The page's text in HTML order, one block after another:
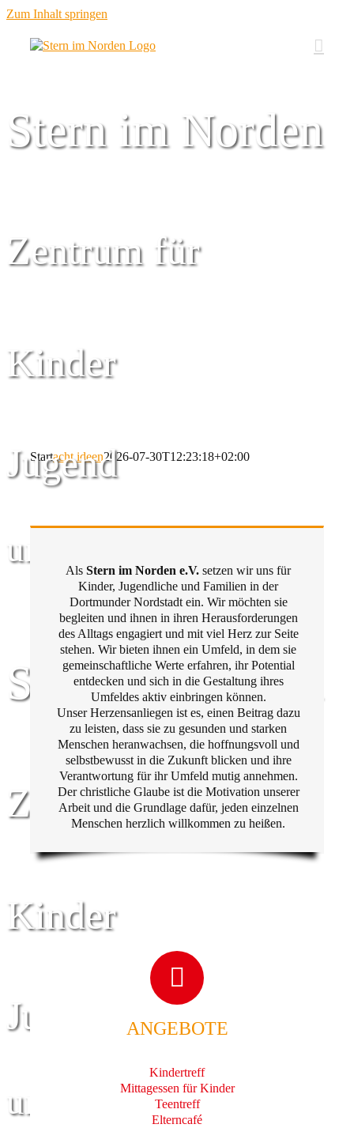
Zum Inhalt springen
Stern im Norden
Zentrum für
Kinder
Jugend
und Familie
Stern im Norden
Zentrum für
Kinder
Jugend
und Familie
Startacht ideen2026-07-30T12:23:18+02:00
Als Stern im Norden e.V. setzen wir uns für
Kinder, Jugendliche und Familien in der
Dortmunder Nordstadt ein. Wir möchten sie
begleiten und ihnen in ihren Herausforderungen
des Alltags engagiert und mit viel Herz zur Seite
stehen. Wir bieten ihnen ein Umfeld, in dem sie
gemeinschaftliche Werte erfahren, ihr Potential
entdecken und sich in die Gestaltung ihres
Umfeldes aktiv einbringen können.
Unser Herzensanliegen ist es, einen Beitrag dazu
zu leisten, dass sie zu gesunden und starken
Menschen heranwachsen, die hoffnungsvoll und
selbstbewusst in die Zukunft blicken und ihre
Verantwortung für ihr Umfeld mutig annehmen.
Der christliche Glaube ist die Motivation unserer
Arbeit und die Grundlage dafür, jeden einzelnen
Menschen herzlich willkommen zu heißen.
ANGEBOTE
Kindertreff
Mittagessen für Kinder
Teentreff
Elterncafé